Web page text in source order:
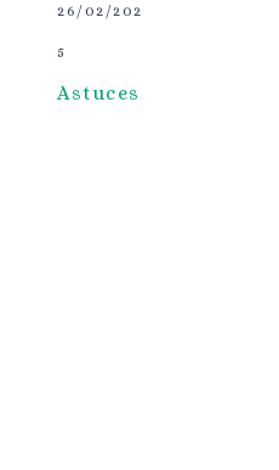
26/02/202
5
Astuces